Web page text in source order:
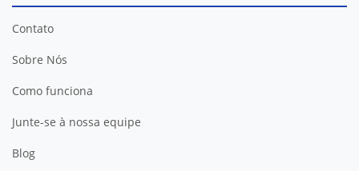
Contato
Sobre Nós
Como funciona
Junte-se à nossa equipe
Blog